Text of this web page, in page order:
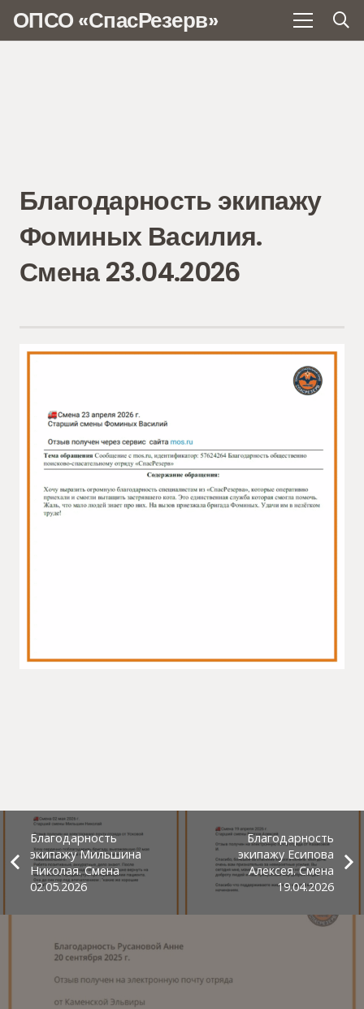
ОПСО «СпасРезерв»
Благодарность экипажу
Фоминых Василия.
Смена 23.04.2026
Благодарность
экипажу Мильшина
Николая. Смена
02.05.2026
Благодарность
экипажу Есипова
Алексея. Смена
19.04.2026